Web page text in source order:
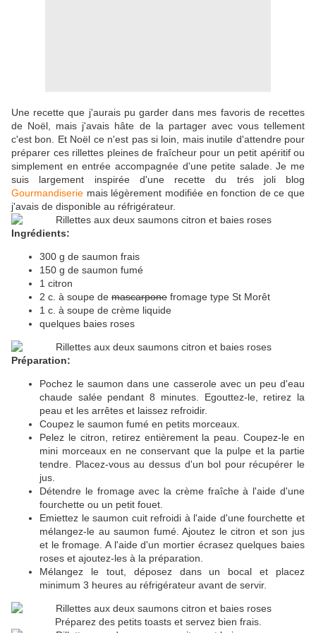
Une recette que j'aurais pu garder dans mes favoris de recettes
de Noël, mais j'avais hâte de la partager avec vous tellement
c'est bon. Et Noël ce n'est pas si loin, mais inutile d'attendre pour
préparer ces rillettes pleines de fraîcheur pour un petit apéritif ou
simplement en entrée accompagnée d'une petite salade. Je me
suis largement inspirée d'une recette du trés joli blog
Gourmandiserie mais légèrement modifiée en fonction de ce que
j'avais de disponible au réfrigérateur.
Ingrédients:
300 g de saumon frais
150 g de saumon fumé
1 citron
2 c. à soupe de mascarpone fromage type St Morêt
1 c. à soupe de crème liquide
quelques baies roses
Préparation:
Pochez le saumon dans une casserole avec un peu d'eau
chaude salée pendant 8 minutes. Egouttez-le, retirez la
peau et les arrêtes et laissez refroidir.
Coupez le saumon fumé en petits morceaux.
Pelez le citron, retirez entièrement la peau. Coupez-le en
mini morceaux en ne conservant que la pulpe et la partie
tendre. Placez-vous au dessus d'un bol pour récupérer le
jus.
Détendre le fromage avec la crème fraîche à l'aide d'une
fourchette ou un petit fouet.
Emiettez le saumon cuit refroidi à l'aide d'une fourchette et
mélangez-le au saumon fumé. Ajoutez le citron et son jus
et le fromage. A l'aide d'un mortier écrasez quelques baies
roses et ajoutez-les à la préparation.
Mélangez le tout, déposez dans un bocal et placez
minimum 3 heures au réfrigérateur avant de servir.
Préparez des petits toasts et servez bien frais.